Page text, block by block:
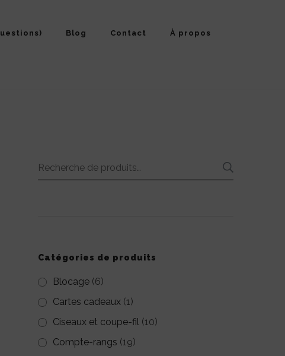
Blog Contact À propos
Recherche
Catégories de produits
Blocage (6)
Cartes cadeaux (1)
Ciseaux et coupe-fil (10)
Compte-rangs (19)